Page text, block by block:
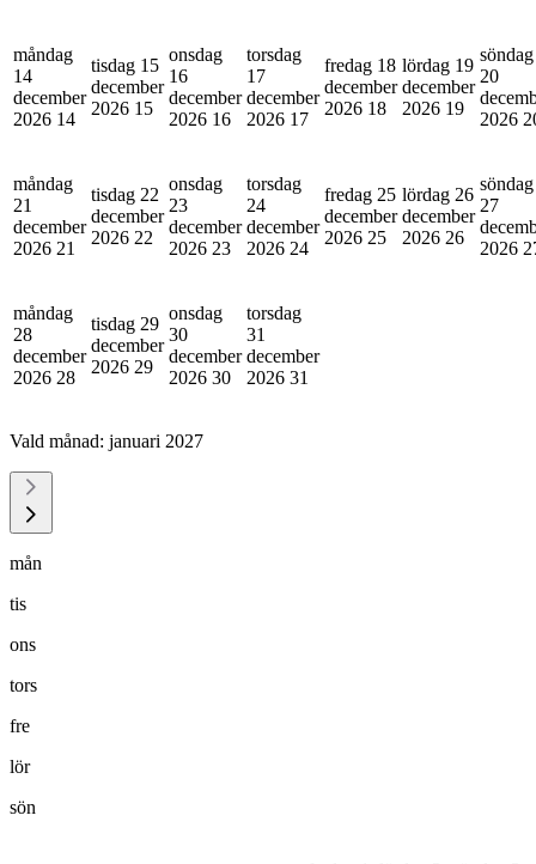
måndag
14
december
2026 14
tisdag 15
december
2026 15
onsdag
16
december
2026 16
torsdag
17
december
2026 17
fredag 18
december
2026 18
lördag 19
december
2026 19
söndag
20
2026
måndag
21
december
2026 21
tisdag 22
december
2026 22
onsdag
23
december
2026 23
torsdag
24
december
2026 24
fredag 25
december
2026 25
lördag 26
december
2026 26
söndag
27
2026
måndag
28
december
2026 28
tisdag 29
december
2026 29
onsdag
30
december
2026 30
torsdag
31
december
2026 31
Vald månad: januari 2027
mån
tis
ons
tors
fre
lör
sön